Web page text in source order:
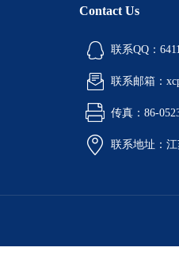
Contact Us
联系QQ：
联系邮箱：
传真：86-
联系地址：